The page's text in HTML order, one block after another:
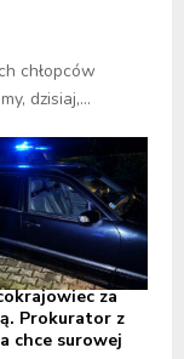
chłopców
dzisiaj,...
za
Prokurator z
chce surowej